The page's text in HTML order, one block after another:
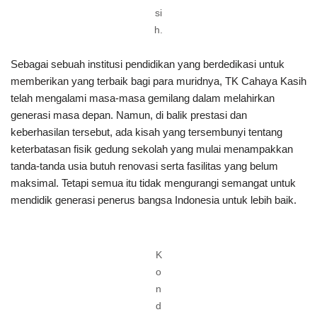
si
h.
Sebagai sebuah institusi pendidikan yang berdedikasi untuk
memberikan yang terbaik bagi para muridnya, TK Cahaya Kasih
telah mengalami masa-masa gemilang dalam melahirkan
generasi masa depan. Namun, di balik prestasi dan
keberhasilan tersebut, ada kisah yang tersembunyi tentang
keterbatasan fisik gedung sekolah yang mulai menampakkan
tanda-tanda usia butuh renovasi serta fasilitas yang belum
maksimal. Tetapi semua itu tidak mengurangi semangat untuk
mendidik generasi penerus bangsa Indonesia untuk lebih baik.
K
o
n
d